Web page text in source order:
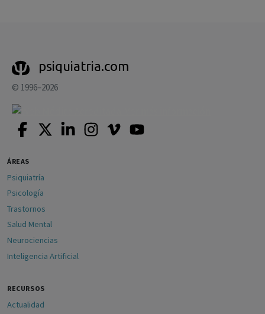
psiquiatria.com
© 1996–2026
ÁREAS
Psiquiatría
Psicología
Trastornos
Salud Mental
Neurociencias
Inteligencia Artificial
RECURSOS
Actualidad